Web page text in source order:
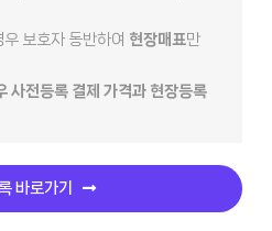
우 보호자 동반하여 현장매표만
사전등록 결제 가격과 현장등록
바로가기